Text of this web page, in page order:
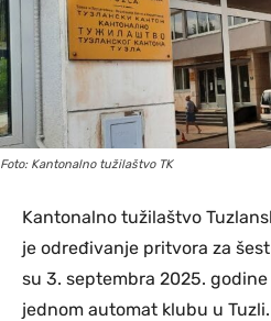
Foto: Kantonalno tužilaštvo TK
Kantonalno tužilaštvo
je određivanje pritvora za
su 3. septembra 2025.
jednom automat klubu u Tuzli.